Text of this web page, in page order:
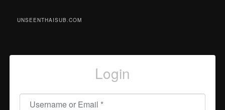
UNSEENTHAISUB.COM
Login
Username or Email